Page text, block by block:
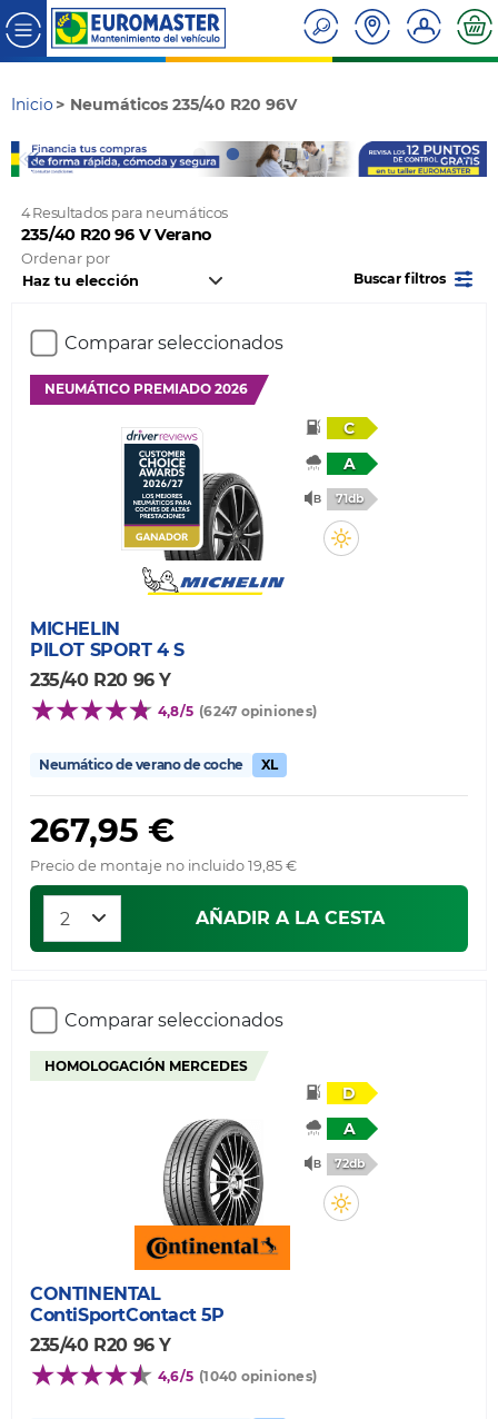
Inicio Neumáticos 235/40 R20 96V
4 Resultados para neumáticos
235/40 R20 96 V Verano
Ordenar por
Buscar filtros
Comparar seleccionados
NEUMÁTICO PREMIADO 2026
C
A
71db
MICHELIN
PILOT SPORT 4 S
235/40 R20 96 Y
4,8/5 (6247 opiniones)
Neumático de verano de coche XL
267,95 €
Precio de montaje no incluido 19,85 €
AÑADIR A LA CESTA
Comparar seleccionados
HOMOLOGACIÓN MERCEDES
D
A
72db
CONTINENTAL
ContiSportContact 5P
235/40 R20 96 Y
4,6/5 (1040 opiniones)